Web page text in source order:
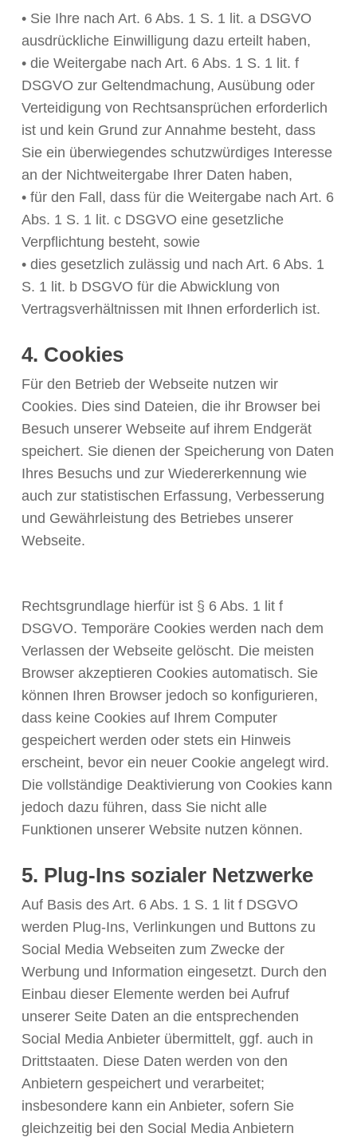
• Sie Ihre nach Art. 6 Abs. 1 S. 1 lit. a DSGVO
ausdrückliche Einwilligung dazu erteilt haben,
• die Weitergabe nach Art. 6 Abs. 1 S. 1 lit. f
DSGVO zur Geltendmachung, Ausübung oder
Verteidigung von Rechtsansprüchen erforderlich
ist und kein Grund zur Annahme besteht, dass
Sie ein überwiegendes schutzwürdiges Interesse
an der Nichtweitergabe Ihrer Daten haben,
• für den Fall, dass für die Weitergabe nach Art. 6
Abs. 1 S. 1 lit. c DSGVO eine gesetzliche
Verpflichtung besteht, sowie
• dies gesetzlich zulässig und nach Art. 6 Abs. 1
S. 1 lit. b DSGVO für die Abwicklung von
Vertragsverhältnissen mit Ihnen erforderlich ist.
4. Cookies
Für den Betrieb der Webseite nutzen wir
Cookies. Dies sind Dateien, die ihr Browser bei
Besuch unserer Webseite auf ihrem Endgerät
speichert. Sie dienen der Speicherung von Daten
Ihres Besuchs und zur Wiedererkennung wie
auch zur statistischen Erfassung, Verbesserung
und Gewährleistung des Betriebes unserer
Webseite.
Rechtsgrundlage hierfür ist § 6 Abs. 1 lit f
DSGVO. Temporäre Cookies werden nach dem
Verlassen der Webseite gelöscht. Die meisten
Browser akzeptieren Cookies automatisch. Sie
können Ihren Browser jedoch so konfigurieren,
dass keine Cookies auf Ihrem Computer
gespeichert werden oder stets ein Hinweis
erscheint, bevor ein neuer Cookie angelegt wird.
Die vollständige Deaktivierung von Cookies kann
jedoch dazu führen, dass Sie nicht alle
Funktionen unserer Website nutzen können.
5. Plug-Ins sozialer Netzwerke
Auf Basis des Art. 6 Abs. 1 S. 1 lit f DSGVO
werden Plug-Ins, Verlinkungen und Buttons zu
Social Media Webseiten zum Zwecke der
Werbung und Information eingesetzt. Durch den
Einbau dieser Elemente werden bei Aufruf
unserer Seite Daten an die entsprechenden
Social Media Anbieter übermittelt, ggf. auch in
Drittstaaten. Diese Daten werden von den
Anbietern gespeichert und verarbeitet;
insbesondere kann ein Anbieter, sofern Sie
gleichzeitig bei den Social Media Anbietern